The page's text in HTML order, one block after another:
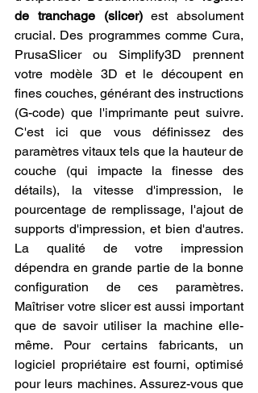
de tranchage (slicer) est absolument
crucial. Des programmes comme Cura,
PrusaSlicer ou Simplify3D prennent
votre modèle 3D et le découpent en
fines couches, générant des instructions
(G-code) que l'imprimante peut suivre.
C'est ici que vous définissez des
paramètres vitaux tels que la hauteur de
couche (qui impacte la finesse des
détails), la vitesse d'impression, le
pourcentage de remplissage, l'ajout de
supports d'impression, et bien d'autres.
La qualité de votre impression
dépendra en grande partie de la bonne
configuration de ces paramètres.
Maîtriser votre slicer est aussi important
que de savoir utiliser la machine elle-
même. Pour certains fabricants, un
logiciel propriétaire est fourni, optimisé
pour leurs machines. Assurez-vous que